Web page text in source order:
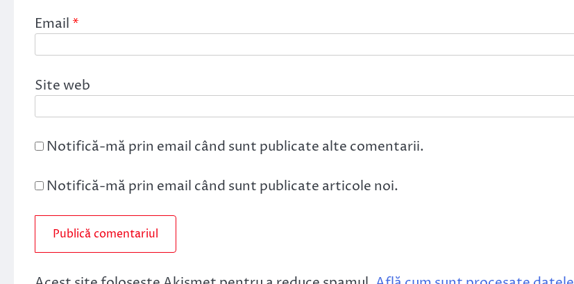
Email *
Site web
Notifică-mă prin email când sunt publicate alte comentarii.
Notifică-mă prin email când sunt publicate articole noi.